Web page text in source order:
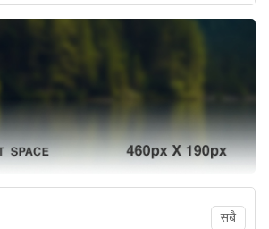
सबै